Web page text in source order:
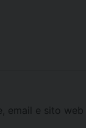
email e sito